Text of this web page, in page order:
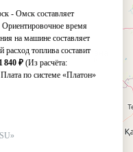
- Омск составляет
Ориентировочное время
на машине составляет
расход топлива составит
840 ₽ (Из расчёта:
по системе «Платон»